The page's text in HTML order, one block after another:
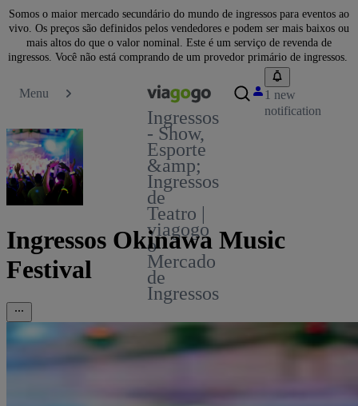
Somos o maior mercado secundário do mundo de ingressos para eventos ao
vivo. Os preços são definidos pelos vendedores e podem ser mais baixos ou
mais altos do que o valor nominal. Este é um serviço de revenda de
ingressos. Você não está comprando de um provedor primário de ingressos.
Menu
Ingressos
- Show,
Esporte
&amp;
Ingressos
de
Teatro |
viagogo
o
Mercado
de
Ingressos
1 new
notification
Ingressos Okinawa Music
Festival